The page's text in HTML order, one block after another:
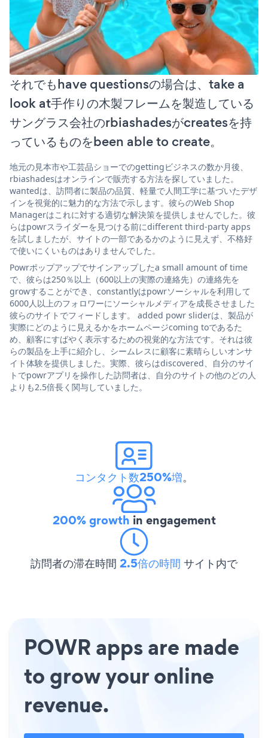
それでもhave questionsの場合は、take a
look at手作りの木製フレームを製造している
サングラス会社のrbiashadesがcreatesを持
っているものをbeen able to create。
地元の見本市や工芸品ショーでのgettingビジネスの数か月後、
rbiashadesはオンラインで販売する方法を探していました。
wantedは、訪問者に製品の品質、軽量で人間工学に基づいたデザ
インを視覚的に魅力的な方法で示します。彼らのWeb Shop
Managerはこれに対する適切な解決策を提供しませんでした。彼
らはpowrスライダーを見つける前にdifferent third-party apps
を試しましたが、サイトの一部であるかのように見えず、不格好
で使いにくいものはありませんでした。
Powrポップアップでサインアップしたa small amount of time
で、彼らは250％以上（600以上の実際の連絡先）の連絡先を
growすることができ、constantlyはpowrソーシャルを利用して
6000人以上のフォロワーにソーシャルメディアを成長させました
彼らのサイトでフィードします。 added powr sliderは、製品が
実際にどのように見えるかをホームページcoming toであるた
め、顧客にすばやく表示するための視覚的な方法です。それは彼
らの製品を上手に紹介し、シームレスに顧客に素晴らしいオンサ
イト体験を提供しました。実際、彼らはdiscovered、自分のサイ
トでpowrアプリを操作した訪問者は、自分のサイトの他のどの人
よりも2.5倍長く関与していました。
コンタクト数250%増。
200% growth in engagement
訪問者の滞在時間 2.5倍の時間 サイト内で
POWR apps are made
to grow your online
revenue.